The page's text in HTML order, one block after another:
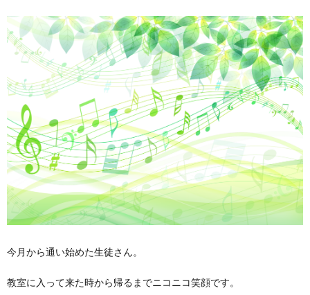
今月から通い始めた生徒さん。
教室に入って来た時から帰るまでニコニコ笑顔です。